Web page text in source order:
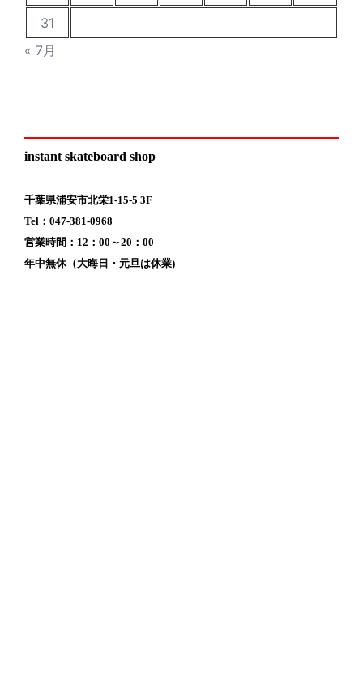
31
« 7月
instant skateboard shop
千葉県浦安市北栄1-15-5 3F
Tel：047-381-0968
営業時間：12：00～20：00
年中無休（大晦日・元旦は休業)